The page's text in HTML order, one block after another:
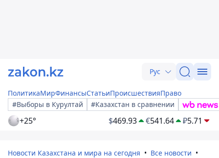
Рус
ПолитикаМирФинансыСтатьиПроисшествияПраво
#Выборы в Курултай
#Казахстан в сравнении
+25° $469.93 €541.64 ₽5.71
Новости Казахстана и мира на сегодня
Все новости